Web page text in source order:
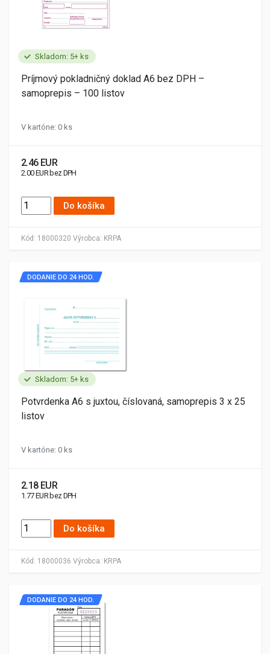
Skladom: 5+ ks
Kód: 18000320 Výrobca: KRPA
Príjmový pokladničný doklad A6 bez DPH –
samoprepis – 100 listov
V kartóne: 0 ks
2.46 EUR
2.00 EUR bez DPH
Do košíka
Skladom: 5+ ks
Kód: 18000036 Výrobca: KRPA
DODANIE DO 24 HOD.
Potvrdenka A6 s juxtou, číslovaná, samoprepis 3 x 25
listov
V kartóne: 0 ks
2.18 EUR
1.77 EUR bez DPH
Do košíka
DODANIE DO 24 HOD.